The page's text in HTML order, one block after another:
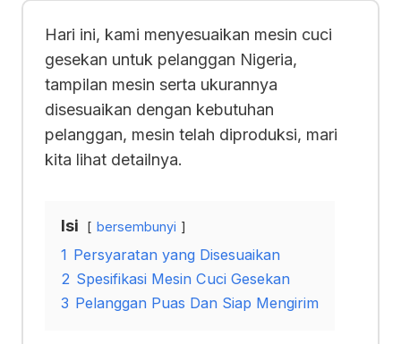
Hari ini, kami menyesuaikan mesin cuci
gesekan untuk pelanggan Nigeria,
tampilan mesin serta ukurannya
disesuaikan dengan kebutuhan
pelanggan, mesin telah diproduksi, mari
kita lihat detailnya.
Isi bersembunyi
1 Persyaratan yang Disesuaikan
2 Spesifikasi Mesin Cuci Gesekan
3 Pelanggan Puas Dan Siap Mengirim